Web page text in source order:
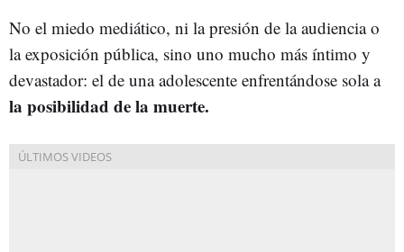
No el miedo mediático, ni la presión de la audiencia o
la exposición pública, sino uno mucho más íntimo y
devastador: el de una adolescente enfrentándose sola a
la posibilidad de la muerte.